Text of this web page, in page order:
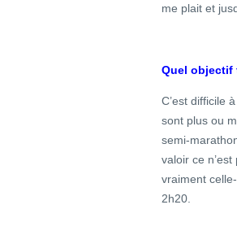
me plait et
Quel objectif
C’est difficile
sont plus ou
semi-
valoir ce
vraiment
2h20.